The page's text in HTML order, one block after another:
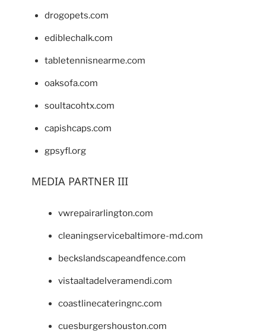
drogopets.com
ediblechalk.com
tabletennisnearme.com
oaksofa.com
soultacohtx.com
capishcaps.com
gpsyfl.org
MEDIA PARTNER III
vwrepairarlington.com
cleaningservicebaltimore-md.com
beckslandscapeandfence.com
vistaaltadelveramendi.com
coastlinecateringnc.com
cuesburgershouston.com